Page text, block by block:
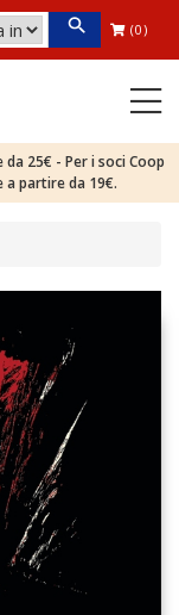
(0)
25€ - Per i soci Coop
partire da 19€.